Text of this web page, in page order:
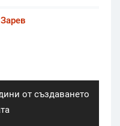
от създаването